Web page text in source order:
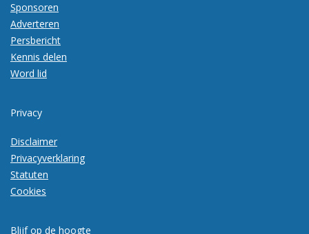
Sponsoren
Adverteren
Persbericht
Kennis delen
Word lid
Privacy
Disclaimer
Privacyverklaring
Statuten
Cookies
Blijf op de hoogte